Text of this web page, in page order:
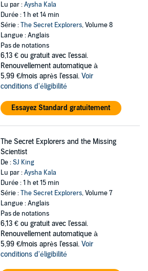
Lu par :Aysha Kala
Durée : 1 h et 14 min
Série :The Secret Explorers, Volume 8
Langue : Anglais
Pas de notations
6,13 € ou gratuit avec l'essai.
Renouvellement automatique à
5,99 €/mois après l'essai. Voir
conditions d'éligibilité
Essayez Standard gratuitement
The Secret Explorers and the Missing
Scientist
De :SJ King
Lu par :Aysha Kala
Durée : 1 h et 15 min
Série :The Secret Explorers, Volume 7
Langue : Anglais
Pas de notations
6,13 € ou gratuit avec l'essai.
Renouvellement automatique à
5,99 €/mois après l'essai. Voir
conditions d'éligibilité